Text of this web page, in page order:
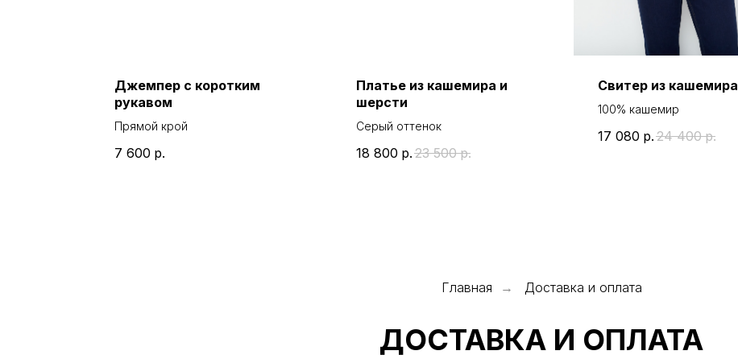
Джемпер с коротким
рукавом
Прямой крой
7 600 р.
Платье из кашемира и
шерсти
Серый оттенок
18 800 р. 23 500 р.
Свитер из кашемира
100% кашемир
17 080 р. 24 400 р.
Главная → Доставка и оплата
ДОСТАВКА И ОПЛАТА